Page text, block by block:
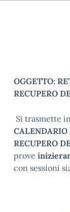
OGGETTO:
RECUPERO
Si trasmette
CALENDARIO
RECUPERO
prove
con sessioni